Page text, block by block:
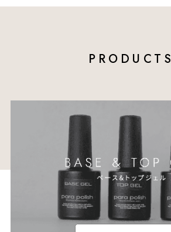
PRODUCTS
READ MORE